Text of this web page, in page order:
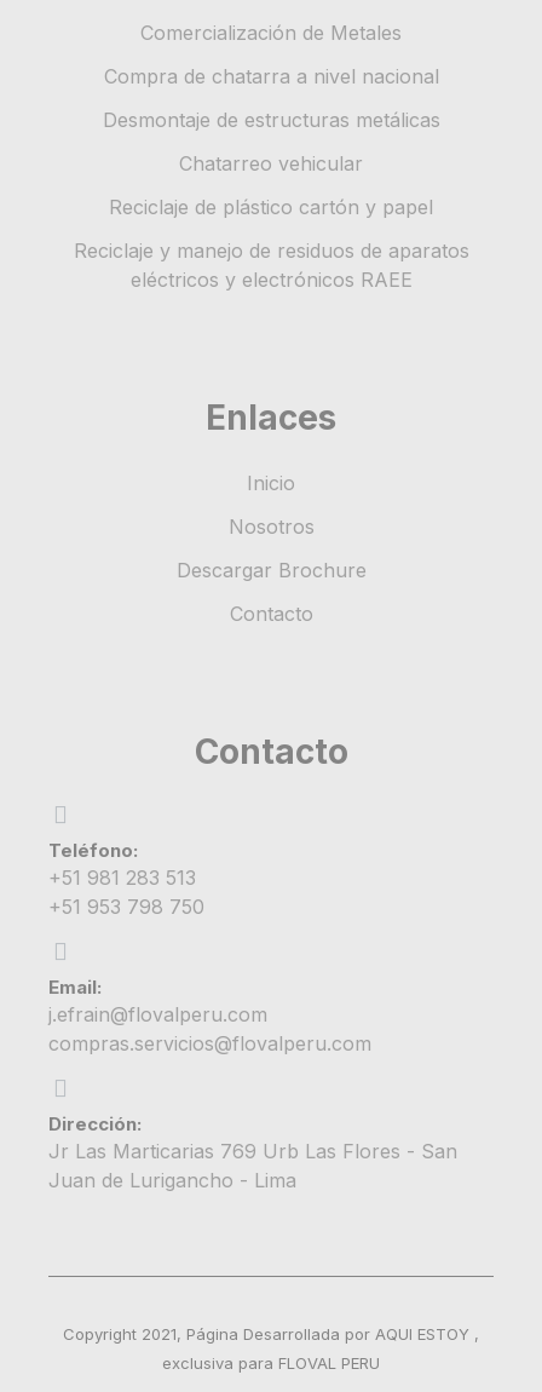
Comercialización de Metales
Compra de chatarra a nivel nacional
Desmontaje de estructuras metálicas
Chatarreo vehicular
Reciclaje de plástico cartón y papel
Reciclaje y manejo de residuos de aparatos
eléctricos y electrónicos RAEE
Enlaces
Inicio
Nosotros
Descargar Brochure
Contacto
Contacto
Teléfono:
+51 981 283 513
+51 953 798 750
Email:
j.efrain@flovalperu.com
compras.servicios@flovalperu.com
Dirección:
Jr Las Marticarias 769 Urb Las Flores - San
Juan de Lurigancho - Lima
Copyright 2021, Página Desarrollada por AQUI ESTOY ,
exclusiva para FLOVAL PERU